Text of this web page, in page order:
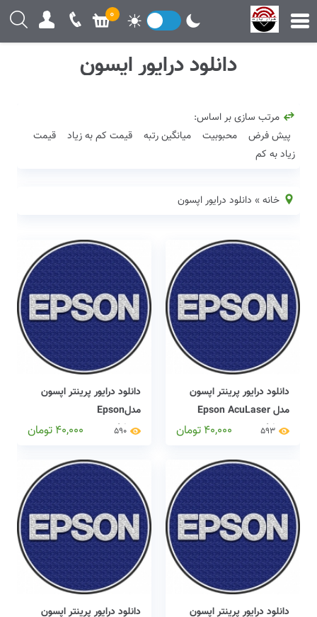
دانلود درایور اپسون
مرتب سازی بر اساس:
پیش فرض
محبوبیت میانگین رتبه قیمت کم به زیاد
قیمت
زیاد به کم
خانه» دانلود درایور اپسون
دانلود درایور پرینتر اپسون
مدل Epson AcuLaser
C9300N driver
593
40,000 تومان
دانلود درایور پرینتر اپسون
مدلEpson
00000000000000000 driver
590
40,000 تومان
دانلود درایور پرینتر اپسون
دانلود درایور پرینتر اپسون
0